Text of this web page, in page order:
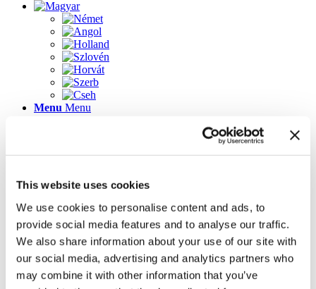
This website uses cookies
We use cookies to personalise content and ads, to
provide social media features and to analyse our traffic.
We also share information about your use of our site with
our social media, advertising and analytics partners who
may combine it with other information that you’ve
Menu Menu
Lapok
2023-as újdonságok
Az üdvözlőképernyő újdonságai
Galéria
Impressum
Inspirálódjon könnyedén! 3D tervező ügyféltanácsadó
szoftver
Kapcsolat